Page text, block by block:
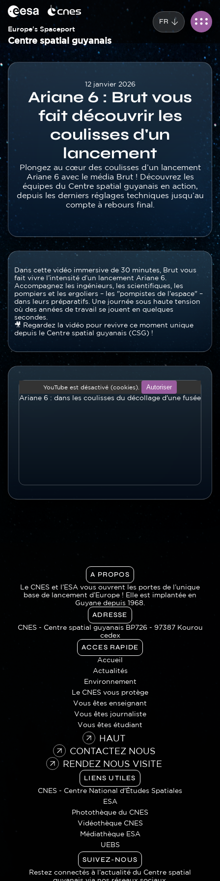
Panneau de gestion des cookies
Aller
contenu
principal
Europe's Spaceport
Centre spatial guyanais
FR
Corps
12 janvier 2026
Ariane 6 : Brut vous
fait découvrir les
coulisses d'un
lancement
Texte
Plongez au cœur des coulisses d’un lancement
Ariane 6 avec le média Brut ! Découvrez les
équipes du Centre spatial guyanais en action,
depuis les derniers réglages techniques jusqu’au
compte à rebours final.
Contenu
section
Texte
Dans cette vidéo immersive de 30 minutes, Brut vous
fait vivre l’intensité d’un lancement Ariane 6.
Accompagnez les ingénieurs, les scientifiques, les
pompiers et les ergoliers – les "pompistes de l’espace" –
dans leurs préparatifs. Une journée sous haute tension
où des années de travail se jouent en quelques
secondes.
🎥 Regardez la vidéo pour revivre ce moment unique
depuis le Centre spatial guyanais (CSG) !
ligne
(youtube...)
Video
ligne
YouTube est désactivé (cookies). Autoriser
Ariane 6 : dans les coulisses du décollage d'une fusée
A PROPOS
Le CNES et l’ESA vous ouvrent les portes de l’unique
base de lancement d’Europe ! Elle est implantée en
Guyane depuis 1968.
ADRESSE
CNES - Centre spatial guyanais BP726 - 97387 Kourou
cedex
ACCES RAPIDE
Accueil
Actualités
Environnement
Le CNES vous protège
Vous êtes enseignant
Vous êtes journaliste
Vous êtes étudiant
HAUT
CONTACTEZ NOUS
RENDEZ NOUS VISITE
LIENS UTILES
CNES - Centre National d'Études Spatiales
ESA
Photothèque du CNES
Vidéothèque CNES
Médiathèque ESA
UEBS
SUIVEZ-NOUS
Restez connectés à l’actualité du Centre spatial